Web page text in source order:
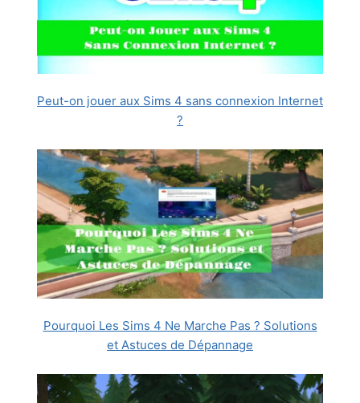
Peut-on jouer aux Sims 4 sans connexion Internet
?
Pourquoi Les Sims 4 Ne Marche Pas ? Solutions
et Astuces de Dépannage